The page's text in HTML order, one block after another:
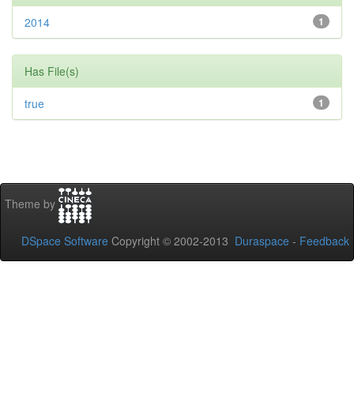
1
2014
Has File(s)
1
true
Theme by
DSpace Software Copyright © 2002-2013 Duraspace - Feedback